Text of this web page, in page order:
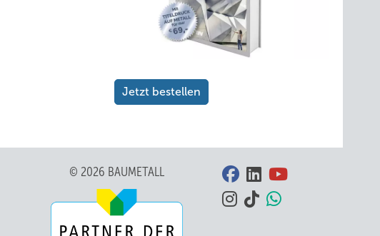
Jetzt bestellen
© 2026 BAUMETALL